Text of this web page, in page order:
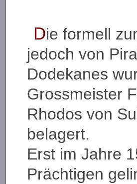
Die formell
jedoch von
Dodekanes
Grossmeister
Rhodos von
belagert.
Erst im Jahre
Prächtigen